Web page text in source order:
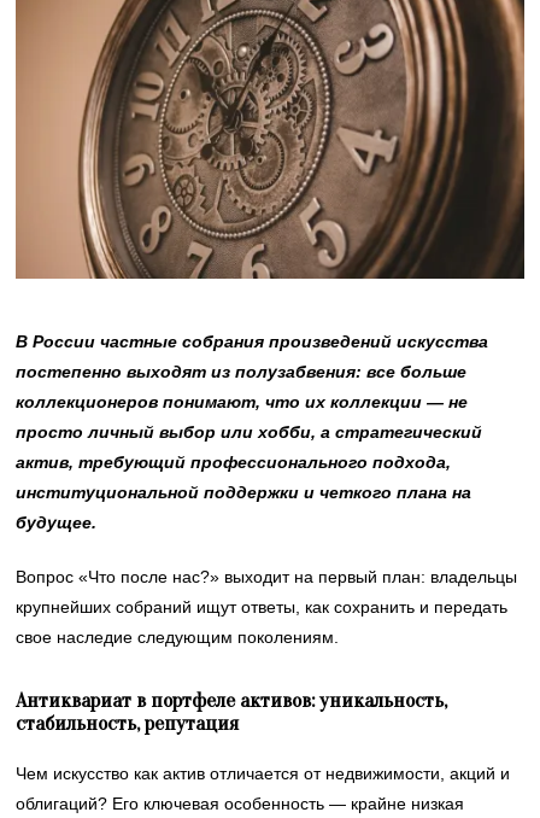
В России частные собрания произведений искусства
постепенно выходят из полузабвения: все больше
коллекционеров понимают, что их коллекции — не
просто личный выбор или хобби, а стратегический
актив, требующий профессионального подхода,
институциональной поддержки и четкого плана на
будущее.
Вопрос «Что после нас?» выходит на первый план: владельцы
крупнейших собраний ищут ответы, как сохранить и передать
свое наследие следующим поколениям.
Антиквариат в портфеле активов: уникальность,
стабильность, репутация
Чем искусство как актив отличается от недвижимости, акций и
облигаций? Его ключевая особенность — крайне низкая